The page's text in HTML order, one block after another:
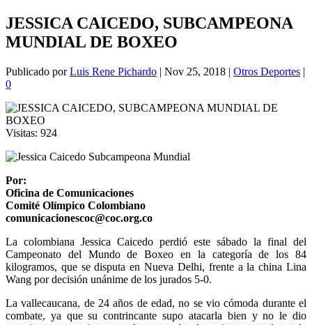
JESSICA CAICEDO, SUBCAMPEONA
MUNDIAL DE BOXEO
Publicado porLuis Rene Pichardo | Nov 25, 2018 | Otros Deportes |
0
Visitas: 924
Por:
Oficina de Comunicaciones
Comité Olímpico Colombiano
comunicacionescoc@coc.org.co
La colombiana Jessica Caicedo perdió este sábado la final del
Campeonato del Mundo de Boxeo en la categoría de los 84
kilogramos, que se disputa en Nueva Delhi, frente a la china Lina
Wang por decisión unánime de los jurados 5-0.
La vallecaucana, de 24 años de edad, no se vio cómoda durante el
combate, ya que su contrincante supo atacarla bien y no le dio